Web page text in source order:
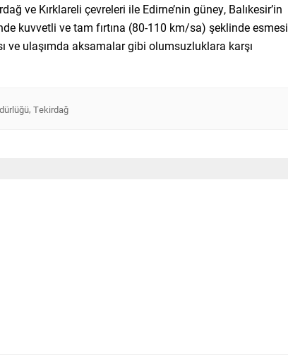
ve Kırklareli çevreleri ile Edirne’nin güney, Balıkesir’in
kuvvetli ve tam fırtına (80-110 km/sa) şeklinde esmesi
ve ulaşımda aksamalar gibi olumsuzluklara karşı
, Tekirdağ